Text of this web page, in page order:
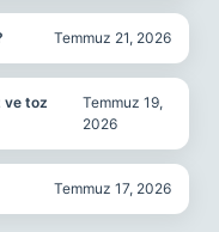
Temmuz 21, 2026
ve toz
Temmuz 19,
2026
Temmuz 17, 2026